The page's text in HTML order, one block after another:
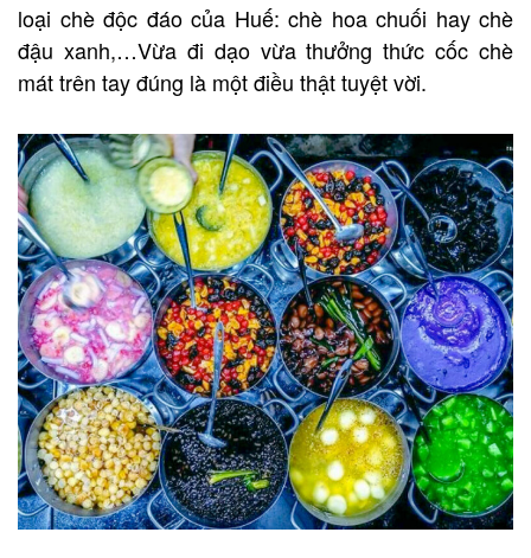
loại chè độc đáo của Huế: chè hoa chuối hay chè
đậu xanh,…Vừa đi dạo vừa thưởng thức cốc chè
mát trên tay đúng là một điều thật tuyệt vời.